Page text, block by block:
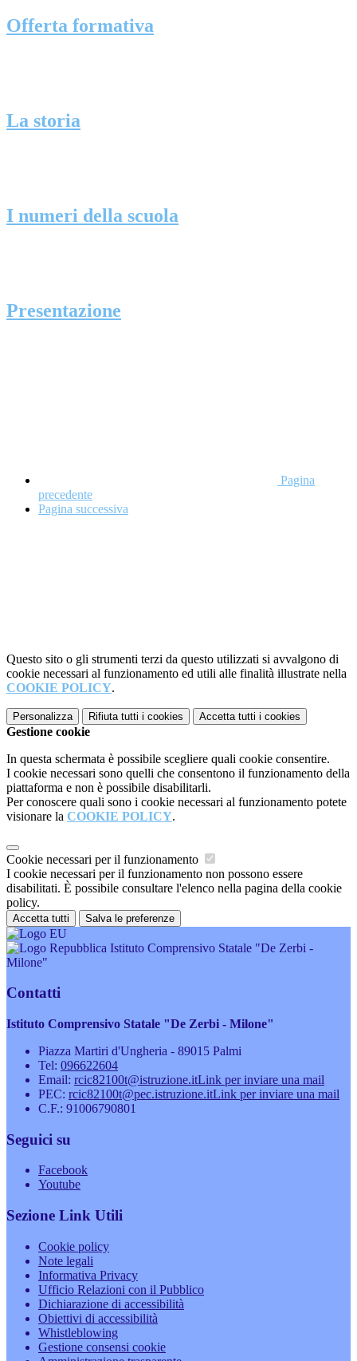
Offerta formativa
La storia
I numeri della scuola
Presentazione
Pagina
precedente
Pagina successiva
Questo sito o gli strumenti terzi da questo utilizzati si avvalgono di
cookie necessari al funzionamento ed utili alle finalità illustrate nella
COOKIE POLICY.
Personalizza Rifiuta tutti i cookies Accetta tutti i cookies
Gestione cookie
In questa schermata è possibile scegliere quali cookie consentire.
I cookie necessari sono quelli che consentono il funzionamento della
piattaforma e non è possibile disabilitarli.
Per conoscere quali sono i cookie necessari al funzionamento potete
visionare la COOKIE POLICY.
Cookie necessari per il funzionamento
I cookie necessari per il funzionamento non possono essere
disabilitati. È possibile consultare l'elenco nella pagina della cookie
policy.
Accetta tutti Salva le preferenze
Istituto Comprensivo Statale "De Zerbi -
Milone"
Contatti
Istituto Comprensivo Statale "De Zerbi - Milone"
Piazza Martiri d'Ungheria - 89015 Palmi
Tel: 096622604
Email: rcic82100t@istruzione.itLink per inviare una mail
PEC: rcic82100t@pec.istruzione.itLink per inviare una mail
C.F.: 91006790801
Seguici su
Facebook
Youtube
Sezione Link Utili
Cookie policy
Note legali
Informativa Privacy
Ufficio Relazioni con il Pubblico
Dichiarazione di accessibilità
Obiettivi di accessibilità
Whistleblowing
Gestione consensi cookie